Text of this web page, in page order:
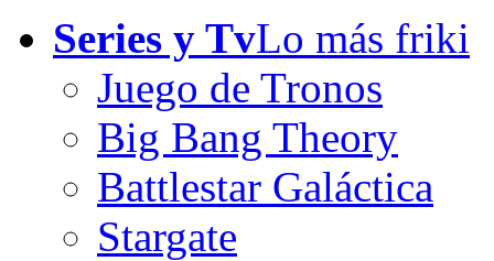
Series y TvLo más friki
Juego de Tronos
Big Bang Theory
Battlestar Galáctica
Stargate